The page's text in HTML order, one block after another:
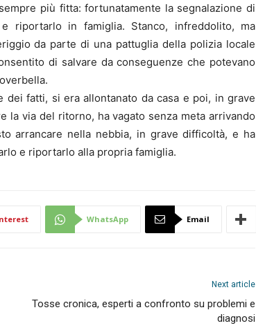
più fitta: fortunatamente la segnalazione di
riportarlo in famiglia. Stanco, infreddolito, ma
da parte di una pattuglia della polizia locale
di salvare da conseguenze che potevano
dei fatti, si era allontanato da casa e poi, in grave
la via del ritorno, ha vagato senza meta arrivando
arrancare nella nebbia, in grave difficoltà, e ha
e riportarlo alla propria famiglia.
WhatsApp Email
Next article
Tosse cronica, esperti a confronto su problemi e
diagnosi